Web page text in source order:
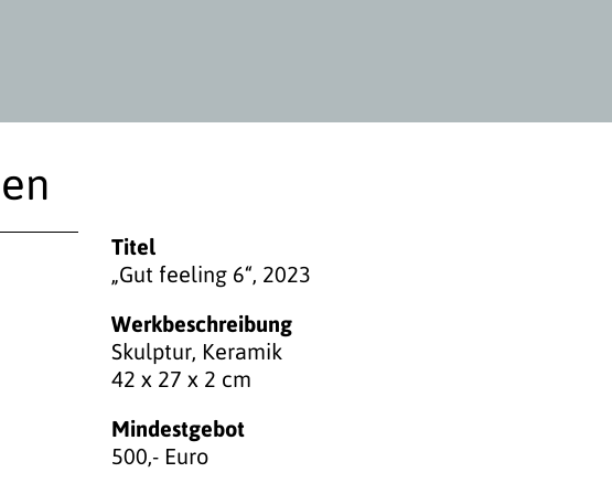
Titel
„Gut feeling 6“, 2023
Werkbeschreibung
Skulptur, Keramik
42 x 27 x 2 cm
Mindestgebot
500,- Euro